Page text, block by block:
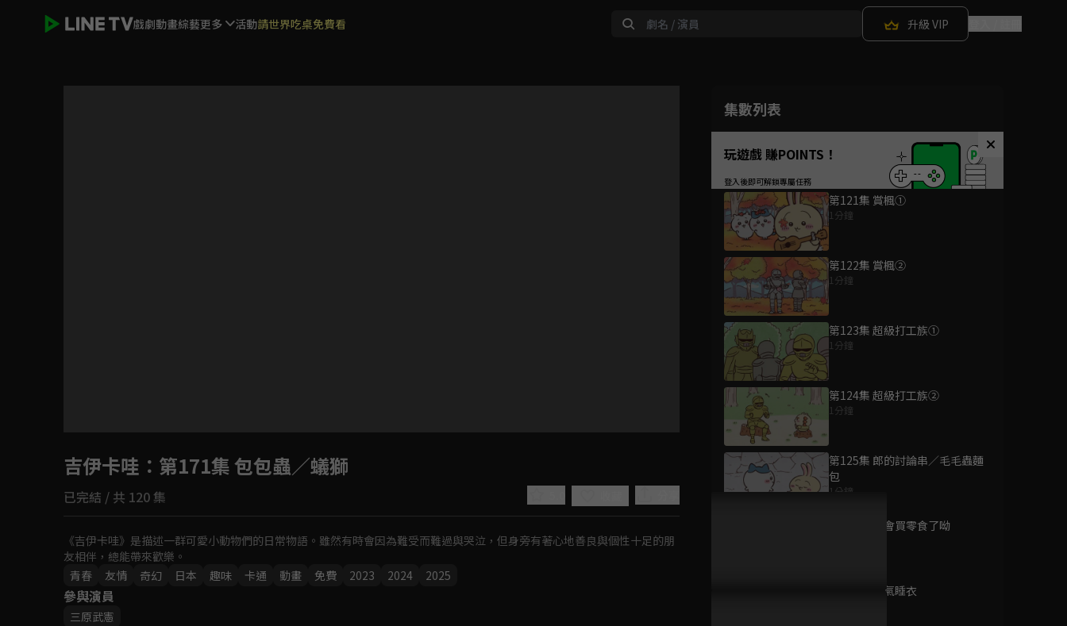
戲劇動畫綜藝更多 活動請世界吃桌免費看 升級 VIP
如有不便請見諒
回首頁
集數列表
玩遊戲 賺POINTS！
第121集 賞楓①
1分鐘
第122集 賞楓②
1分鐘
第123集 超級打工族①
1分鐘
第124集 超級打工族②
1分鐘
第125集 郎的討論串／毛毛蟲麵
包
1分鐘
第126集 學會買零食了呦
第127集 人氣睡衣
吉伊卡哇 ：第171集 包包蟲／蟻獅
已完結 / 共 120 集
《吉伊卡哇》是描述一群可愛小動物們的日常物語。雖然有時會因為難受而難過與哭泣，但身旁有著心地善良與個性十足的朋
友相伴，總能帶來歡樂。
青春
友情 奇幻 日本 趣味 卡通 動畫 免費 2023 2024 2025
參與演員
三原武憲
為您推薦
小芝麻 第4季 #97-
120
卡片戰鬥先導者